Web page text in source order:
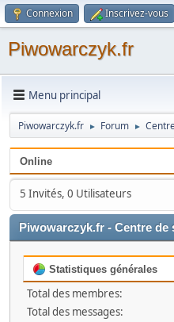
Connexion Inscrivez-vous
Piwowarczyk.fr
Menu principal
Piwowarczyk.fr ► Forum ►
Online
5 Invités, 0 Utilisateurs
Piwowarczyk.fr - Centre de
Statistiques générales
Total des membres:
Total des messages: